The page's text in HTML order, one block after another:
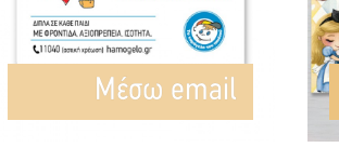
Mέσω email